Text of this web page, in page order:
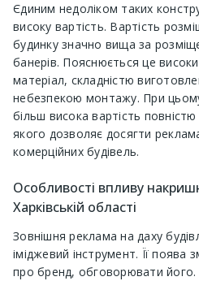
Єдиним недоліком таких
високу вартість. Вартість
будинку значно вища за
банерів. Пояснюється це
матеріал, складністю
небезпекою монтажу. При
більш висока вартість
якого дозволяє досягти
комерційних будівель.
Особливості впливу
Харківській області
Зовнішня реклама на даху
іміджевий інструмент. Її поява
про бренд, обговорювати